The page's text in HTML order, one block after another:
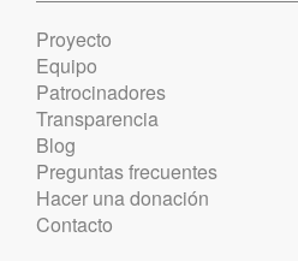
Proyecto
Equipo
Patrocinadores
Transparencia
Blog
Preguntas frecuentes
Hacer una donación
Contacto